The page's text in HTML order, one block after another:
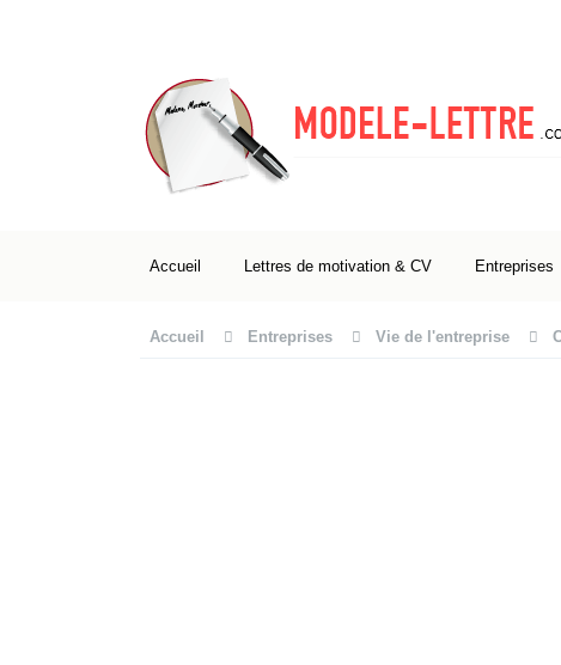
Accueil Lettres de motivation & CV Entreprises
Accueil Entreprises Vie de l'entreprise